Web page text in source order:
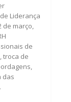
Liderança
de março,
de
troca de
das